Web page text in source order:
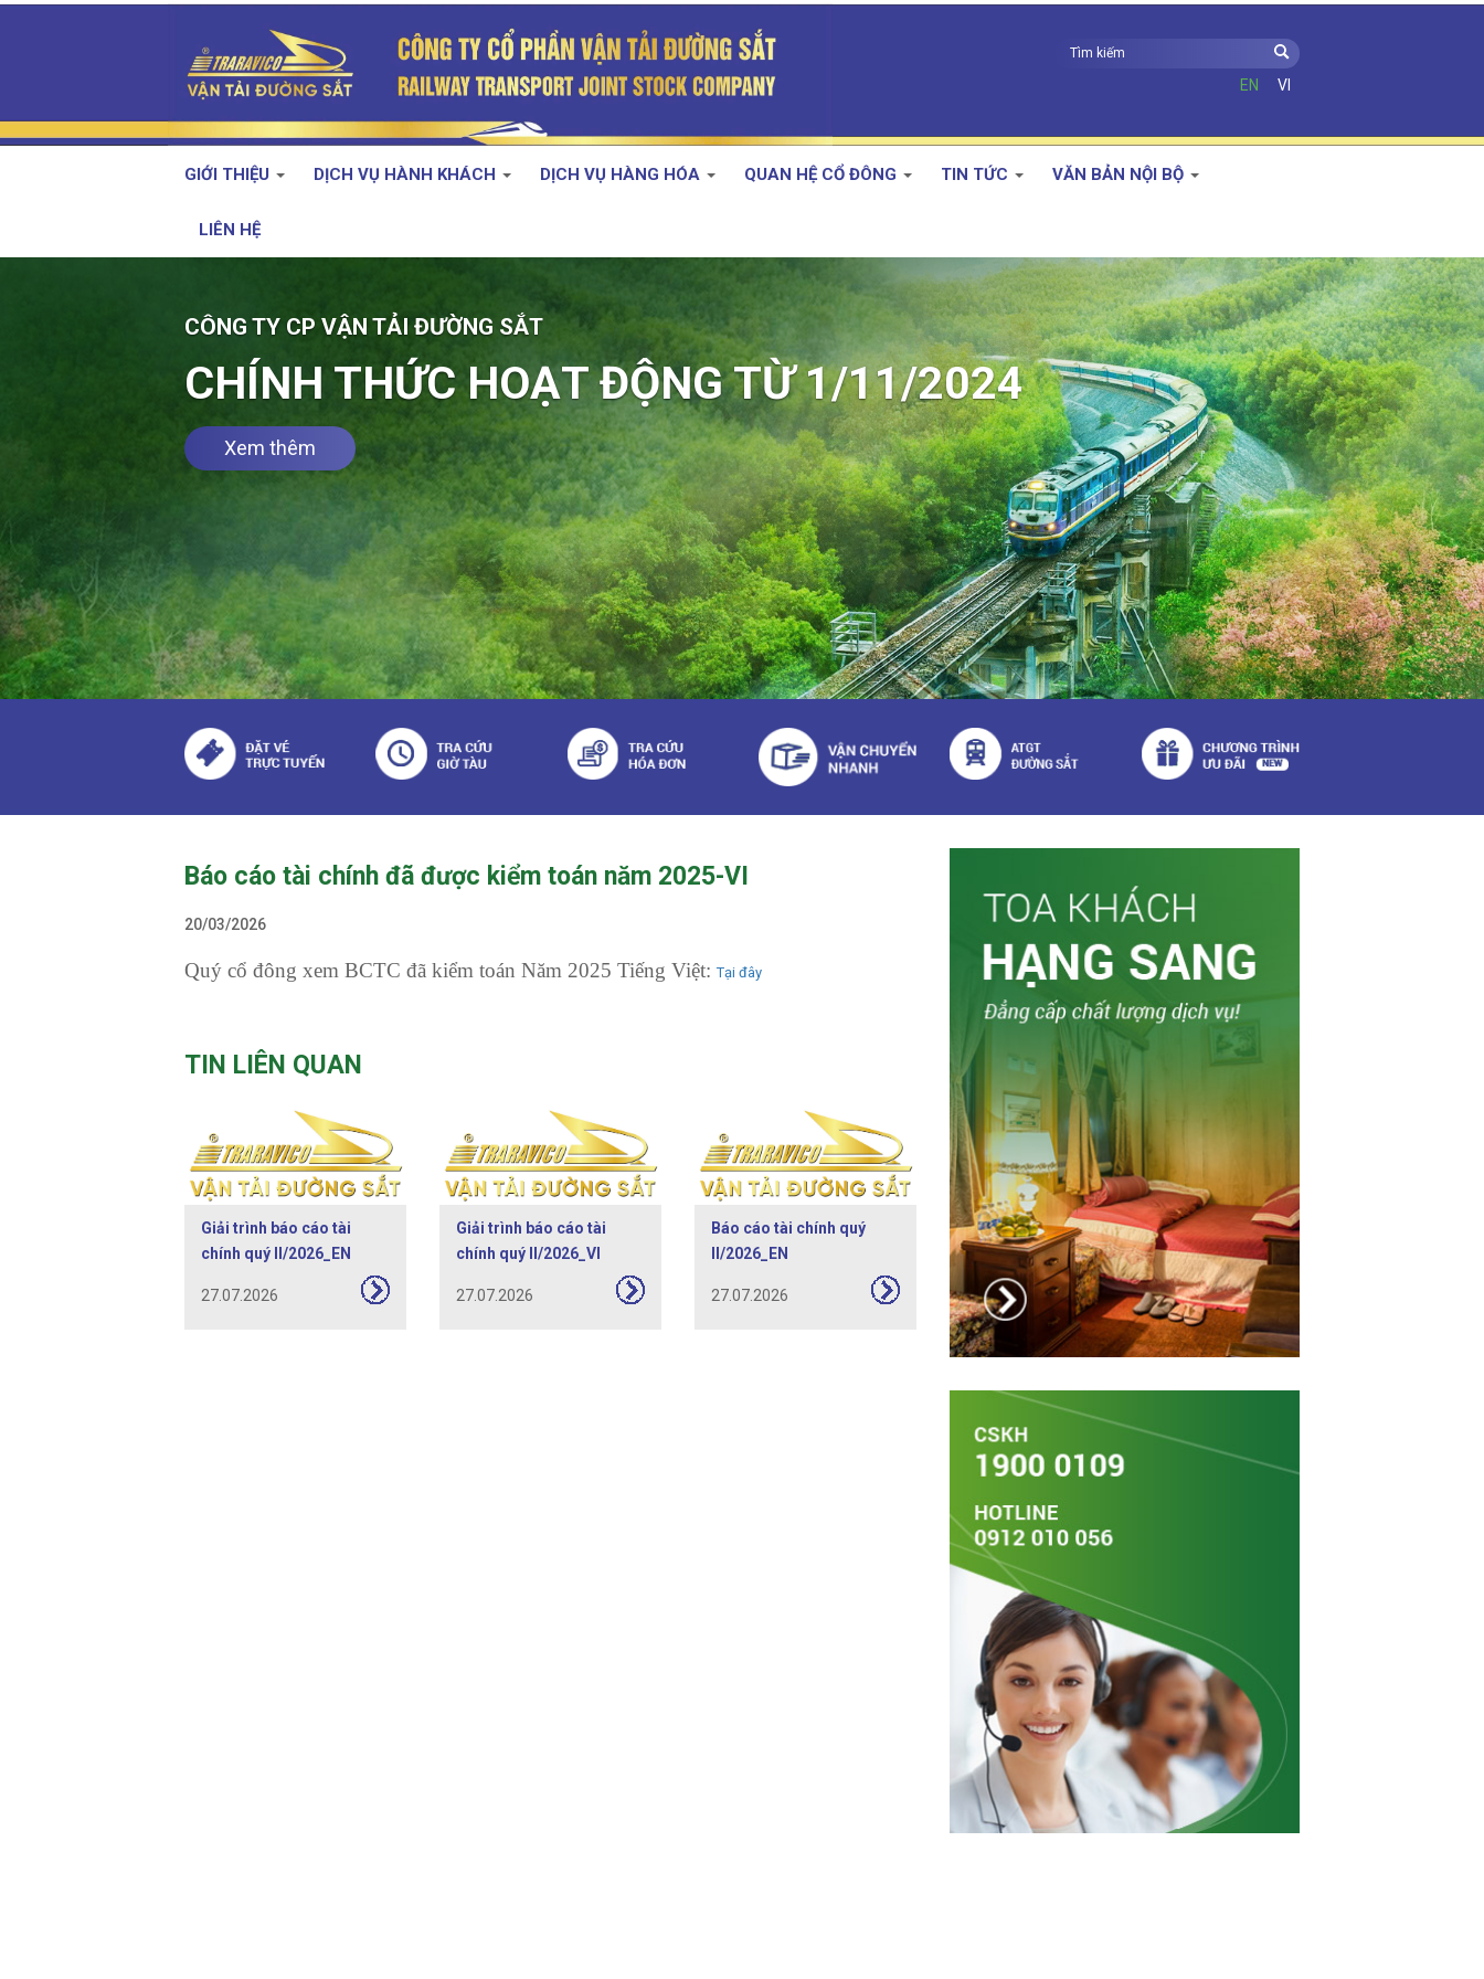
EN VI
GIỚI THIỆU DỊCH VỤ HÀNH KHÁCH DỊCH VỤ HÀNG HÓA QUAN HỆ CỔ ĐÔNG TIN TỨC VĂN BẢN NỘI BỘ
LIÊN HỆ
1/11/2024
Xem thêm
Báo cáo tài chính đã được kiểm toán năm 2025-VI
20/03/2026
Quý cổ đông xem BCTC đã kiểm toán Năm 2025 Tiếng Việt:Tại đây
TIN LIÊN QUAN
Giải trình báo cáo tài
chính quý II/2026_EN
27.07.2026
Giải trình báo cáo tài
chính quý II/2026_VI
27.07.2026
Báo cáo tài chính quý
II/2026_EN
27.07.2026